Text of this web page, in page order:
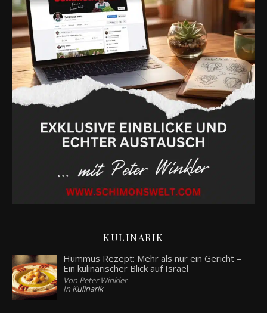
KULINARIK
Hummus Rezept: Mehr als nur ein Gericht –
Ein kulinarischer Blick auf Israel
Von Peter Winkler
In Kulinarik